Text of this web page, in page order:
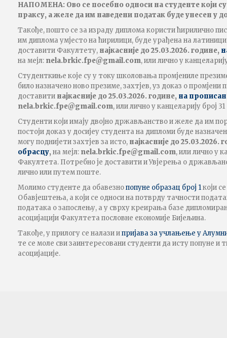
НАПОМЕНА: Ово се посебно односи на студенте који
праксу, а желе да им наведени податак буде унесен у
Такође, пошто се за израду диплома користи ћирилично
им диплома умјесто на ћирилици, буде урађена на
доставити Факултету, најкасније до 25.03.2026. године,
на мејл: nela.brkic.fpe@gmail.com, или лично у
Студенткиње које су у току школовања промјениле
било назначено ново презиме, захтјев, уз доказ о промјени
доставити најкасније до 25.03.2026. године, на
nela.brkic.fpe@gmail.com, или лично у канцеларију број
Студенти који имају двојно држављанство и желе да им
постоји доказ у досијеу студента на дипломи буде
могу поднијети захтјев за исто, најкасније до 25.03.2026.
обрасцу,на мејл: nela.brkic.fpe@gmail.com, или лично у
Факултета. Потребно је доставити и Увјерења о
лично или путем поште.
Молимо студенте да обавезнопопуне образац број 1који
Обавјештења, а који се односи на потврду тачности
података о запослењу, а у сврху креирања базе
асоцијацији Факултета пословне економије Бијељина.
Такође, у прилогу се налази ипријава за учлањење у
те се моле сви заинтересовани студенти да исту попуне и
асоцијације.